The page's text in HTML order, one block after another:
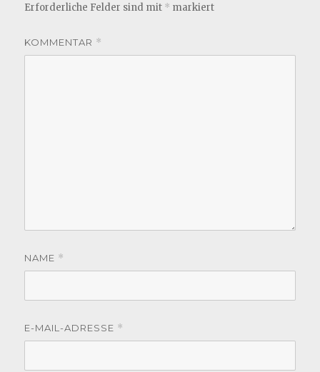
Erforderliche Felder sind mit * markiert
KOMMENTAR *
NAME *
E-MAIL-ADRESSE *